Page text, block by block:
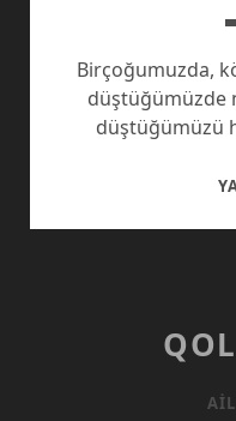
Birçoğumuzda,
düştüğümüzde
düştüğümüzü